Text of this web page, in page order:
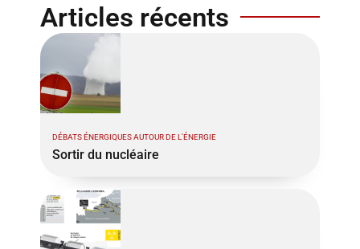
Articles récents
DÉBATS ÉNERGIQUES AUTOUR DE L'ÉNERGIE
Sortir du nucléaire